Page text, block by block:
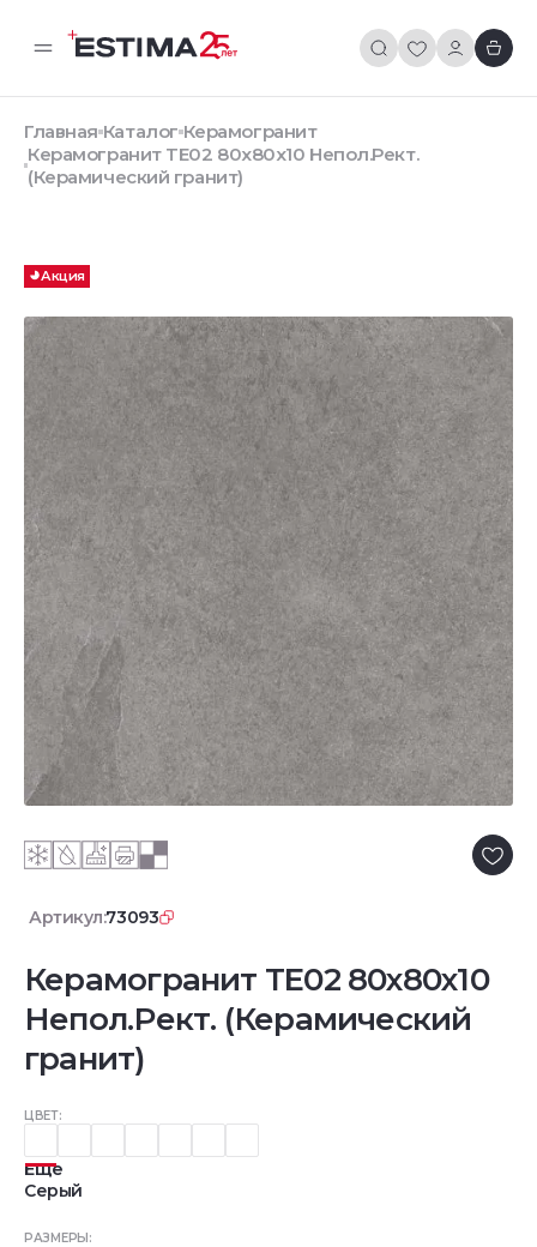
Главная Каталог Керамогранит
Керамогранит TE02 80x80x10 Непол.Рект.
(Керамический гранит)
Акция
Артикул:73093
Керамогранит TE02 80x80x10
Непол.Рект. (Керамический
гранит)
ЦВЕТ:
Еще
Серый
РАЗМЕРЫ: